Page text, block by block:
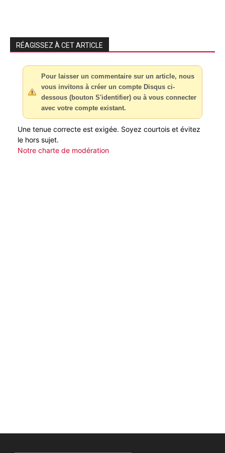
RÉAGISSEZ À CET ARTICLE
Pour laisser un commentaire sur un article, nous
vous invitons à créer un compte Disqus ci-
dessous (bouton S'identifier) ou à vous connecter
avec votre compte existant.
Une tenue correcte est exigée. Soyez courtois et évitez
le hors sujet.
Notre charte de modération